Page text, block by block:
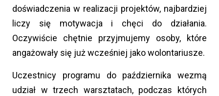
doświadczenia w realizacji projektów, najbardziej
liczy się motywacja i chęci do działania.
Oczywiście chętnie przyjmujemy osoby, które
angażowały się już wcześniej jako wolontariusze.
Uczestnicy programu do października wezmą
udział w trzech warsztatach, podczas których